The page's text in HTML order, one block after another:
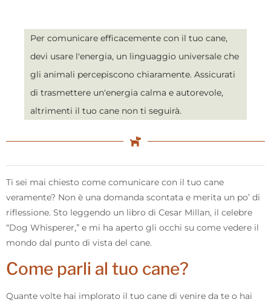
Per comunicare efficacemente con il tuo cane,
devi usare l'energia, un linguaggio universale che
gli animali percepiscono chiaramente. Assicurati
di trasmettere un'energia calma e autorevole,
altrimenti il tuo cane non ti seguirà.
Ti sei mai chiesto come comunicare con il tuo cane
veramente? Non è una domanda scontata e merita un po’ di
riflessione. Sto leggendo un libro di Cesar Millan, il celebre
“Dog Whisperer,” e mi ha aperto gli occhi su come vedere il
mondo dal punto di vista del cane.
Come parli al tuo cane?
Quante volte hai implorato il tuo cane di venire da te o hai